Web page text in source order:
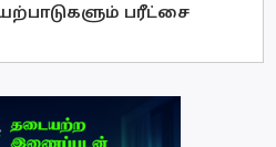
பரீட்சை